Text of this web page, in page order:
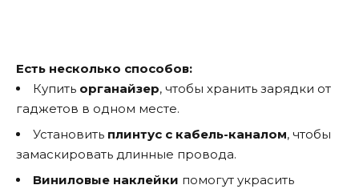
Есть несколько способов:
Купить органайзер, чтобы хранить зарядки от
гаджетов в одном месте.
Установить плинтус с кабель-каналом, чтобы
замаскировать длинные провода.
Виниловые наклейки помогут украсить